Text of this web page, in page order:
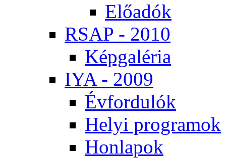
Elő­adók
RSAP - 2010
Kép­ga­lé­ria
IYA - 2009
Év­for­du­lók
He­lyi prog­ra­mok
Hon­la­pok